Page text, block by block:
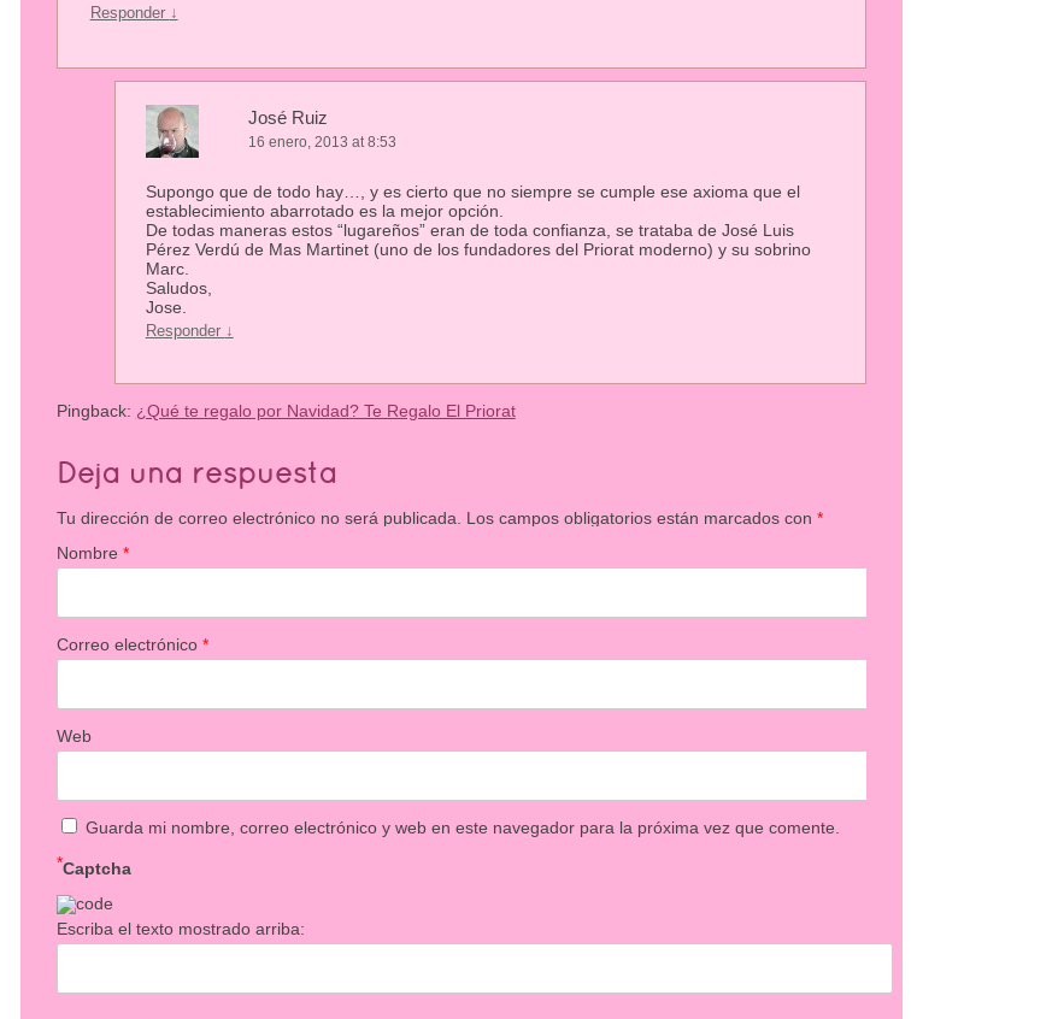
Responder ↓
José Ruiz
16 enero, 2013 at 8:53
Supongo que de todo hay…, y es cierto que no siempre se cumple ese axioma que el
establecimiento abarrotado es la mejor opción.
De todas maneras estos “lugareños” eran de toda confianza, se trataba de José Luis
Pérez Verdú de Mas Martinet (uno de los fundadores del Priorat moderno) y su sobrino
Marc.
Saludos,
Jose.
Responder ↓
Pingback: ¿Qué te regalo por Navidad? Te Regalo El Priorat
Deja una respuesta
Tu dirección de correo electrónico no será publicada. Los campos obligatorios están marcados con *
Nombre *
Correo electrónico *
Web
Guarda mi nombre, correo electrónico y web en este navegador para la próxima vez que comente.
Captcha
*
Escriba el texto mostrado arriba: